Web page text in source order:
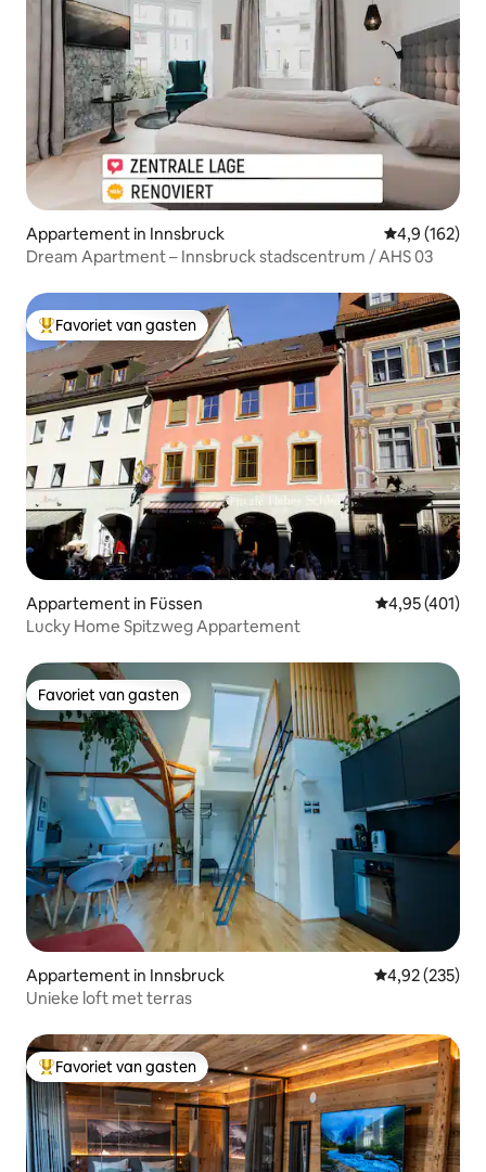
Appartement in Innsbruck Gemiddelde
4,9 (162)
Dream Apartment – Innsbruck stadscentrum / AHS 03
Topfavoriet van gasten
Favoriet van gasten
Appartement in Füssen Gemiddelde
4,95 (401)
Lucky Home Spitzweg Appartement
Favoriet van gasten
Favoriet van gasten
Appartement in Innsbruck Gemiddelde
4,92 (235)
Unieke loft met terras
Topfavoriet van gasten
Favoriet van gasten